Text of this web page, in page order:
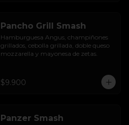
Pancho Grill Smash
Hamburguesa Angus, champiñones
grillados, cebolla grillada, doble queso
mozzarella y mayonesa de zetas.
$9.900
Panzer Smash